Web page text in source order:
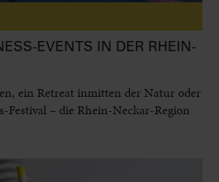
EVENTS IN DER RHEIN-
ein Retreat inmitten der Natur oder
Festival – die Rhein-Neckar-Region